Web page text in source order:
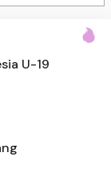
U-19